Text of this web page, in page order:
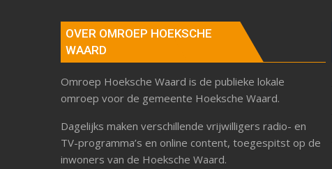
OVER OMROEP HOEKSCHE
WAARD
Omroep Hoeksche Waard is de publieke lokale
omroep voor de gemeente Hoeksche Waard.
Dagelijks maken verschillende vrijwilligers radio- en
TV-programma’s en online content, toegespitst op de
inwoners van de Hoeksche Waard.